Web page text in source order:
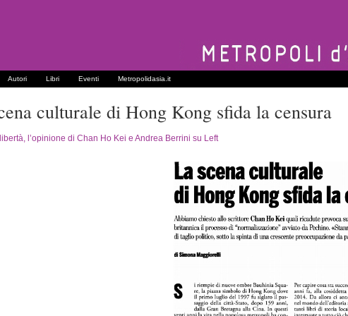
Autori Libri Eventi Metropolidasia.it
culturale di Hong Kong sfida la censura
l’opinione di Chan Ho Kei e Andrea Berrini su Left